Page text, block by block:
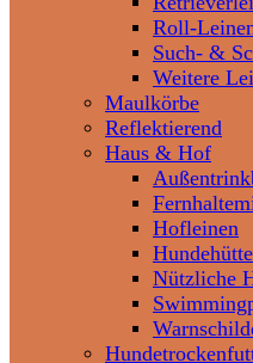
Roll-
Such- &
Weitere
Maulkörbe
Reflektierend
Haus & Hof
Hofleinen
Nützliche